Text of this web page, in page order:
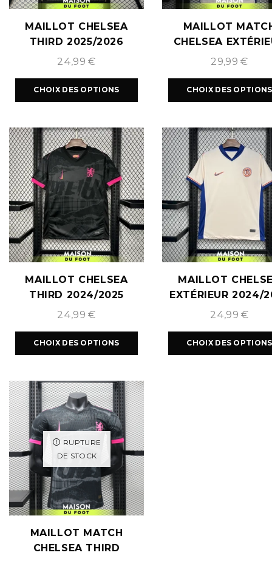
MAILLOT CHELSEA
THIRD 2025/2026
24,99€
CHOIX DES OPTIONS
MAILLOT
CHELSEA
2024/2025
29,99€
CHOIX DES OPTIONS
MAILLOT CHELSEA
THIRD 2024/2025
24,99€
CHOIX DES OPTIONS
MAILLOT
EXTÉRIEUR 2024/
24,99€
CHOIX DES OPTIONS
RUPTURE
DE STOCK
MAILLOT MATCH
CHELSEA THIRD